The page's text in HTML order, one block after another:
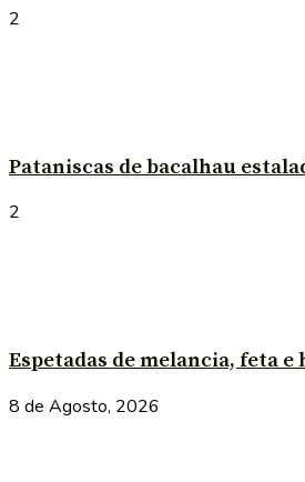
2
Pataniscas de bacalhau
2
Espetadas de melancia, feta
8 de Agosto, 2026